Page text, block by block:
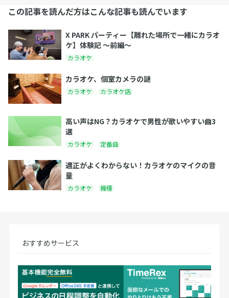
この記事を読んだ方はこんな記事も読んでいます
X PARK パーティー【離れた場所で一緒にカラオ
ケ】体験記 ～前編～
カラオケ
カラオケ、個室カメラの謎
カラオケ カラオケ店
高い声はNG？カラオケで男性が歌いやすい曲3
選
カラオケ 定番曲
適正がよくわからない！カラオケのマイクの音
量
カラオケ 機種
おすすめサービス